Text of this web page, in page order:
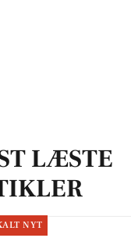
LÆSTE
NYT